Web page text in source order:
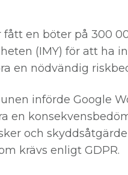
en böter på 300
(IMY) för att ha
en nödvändig
införde Google
en
och
krävs enligt GDPR.